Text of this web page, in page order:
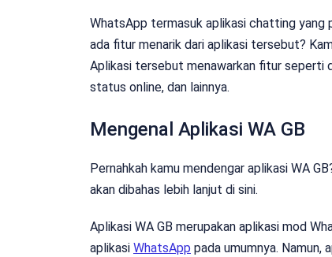
WhatsApp termasuk aplikasi chatting yang
ada fitur menarik dari aplikasi tersebut?
Aplikasi tersebut menawarkan fitur seperti
status online, dan lainnya.
Mengenal Aplikasi WA GB
Pernahkah kamu mendengar aplikasi WA
akan dibahas lebih lanjut di sini.
Aplikasi WA GB merupakan aplikasi mod
aplikasi WhatsApp pada umumnya. Namun,